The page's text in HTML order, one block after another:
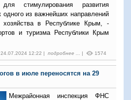
стимулирования развития
одного из важнейших направлений
хозяйства в Республике Крым, -
и туризма Республики Крым
24.07.2024 12:22 | подробнее ... | 1574
в июле переносятся на 29
Межрайонная инспекция ФНС